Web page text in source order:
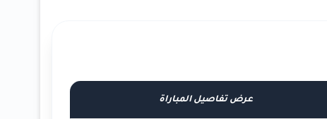
عرض تفاصيل المباراة